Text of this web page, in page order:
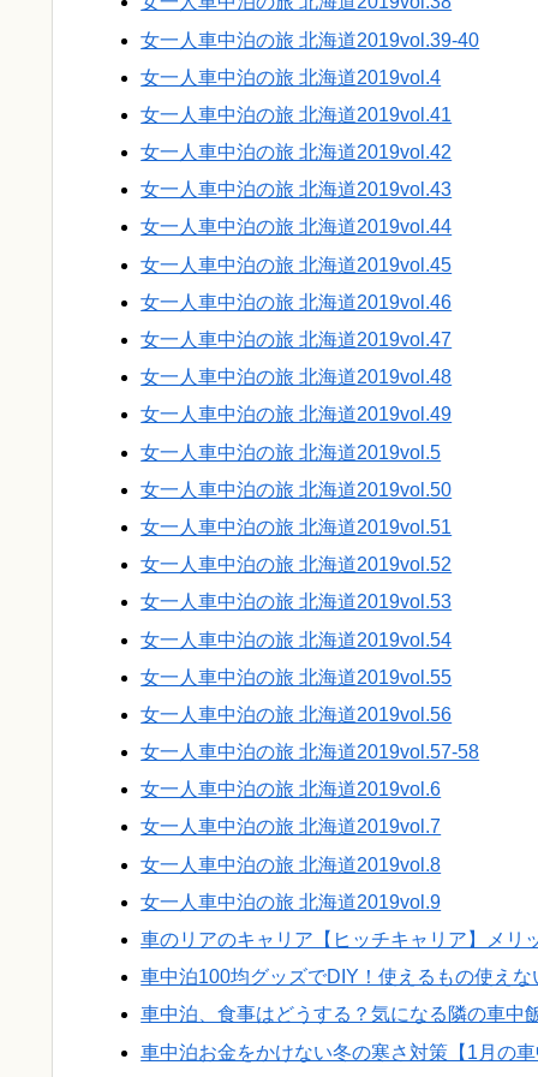
女一人車中泊の旅 北海道2019vol.39-40
女一人車中泊の旅 北海道2019vol.4
女一人車中泊の旅 北海道2019vol.41
女一人車中泊の旅 北海道2019vol.42
女一人車中泊の旅 北海道2019vol.43
女一人車中泊の旅 北海道2019vol.44
女一人車中泊の旅 北海道2019vol.45
女一人車中泊の旅 北海道2019vol.46
女一人車中泊の旅 北海道2019vol.47
女一人車中泊の旅 北海道2019vol.48
女一人車中泊の旅 北海道2019vol.49
女一人車中泊の旅 北海道2019vol.5
女一人車中泊の旅 北海道2019vol.50
女一人車中泊の旅 北海道2019vol.51
女一人車中泊の旅 北海道2019vol.52
女一人車中泊の旅 北海道2019vol.53
女一人車中泊の旅 北海道2019vol.54
女一人車中泊の旅 北海道2019vol.55
女一人車中泊の旅 北海道2019vol.56
女一人車中泊の旅 北海道2019vol.57-58
女一人車中泊の旅 北海道2019vol.6
女一人車中泊の旅 北海道2019vol.7
女一人車中泊の旅 北海道2019vol.8
女一人車中泊の旅 北海道2019vol.9
車のリアのキャリア【ヒッチキャリア】メリ
車中泊100均グッズでDIY！使えるもの使え
車中泊、食事はどうする？気になる隣の車中
車中泊お金をかけない冬の寒さ対策【1月の